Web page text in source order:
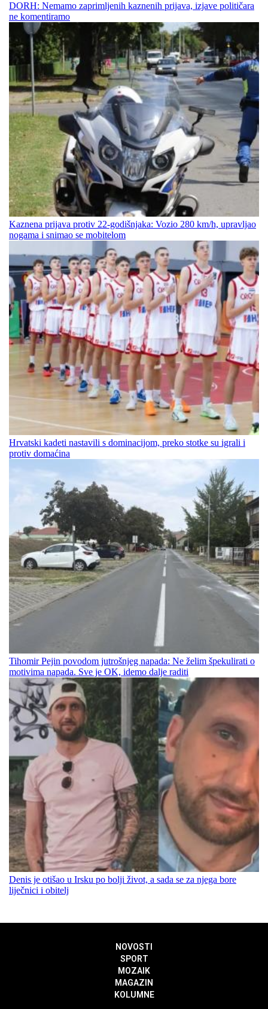
DORH: Nemamo zaprimljenih kaznenih prijava, izjave političara
ne komentiramo
Kaznena prijava protiv 22-godišnjaka: Vozio 280 km/h, upravljao
nogama i snimao se mobitelom
Hrvatski kadeti nastavili s dominacijom, preko stotke su igrali i
protiv domaćina
Tihomir Pejin povodom jutrošnjeg napada: Ne želim špekulirati o
motivima napada. Sve je OK, idemo dalje raditi
Denis je otišao u Irsku po bolji život, a sada se za njega bore
liječnici i obitelj
NOVOSTI
SPORT
MOZAIK
MAGAZIN
KOLUMNE